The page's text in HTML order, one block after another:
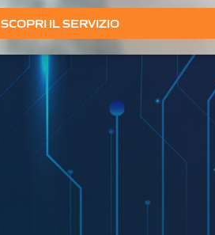
SCOPRI IL SERVIZIO